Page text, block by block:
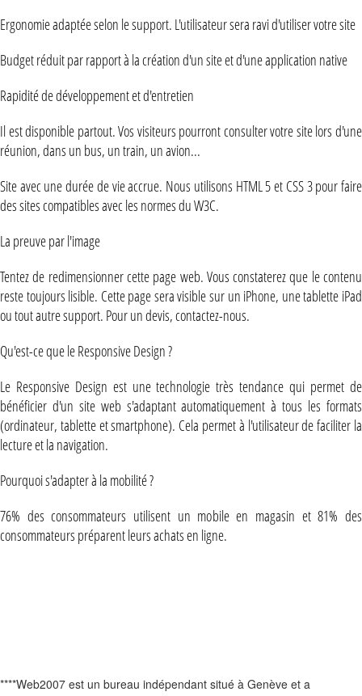
Ergonomie adaptée selon le support. L'utilisateur sera ravi d'utiliser votre site
Budget réduit par rapport à la création d'un site et d'une application native
Rapidité de développement et d'entretien
Il est disponible partout. Vos visiteurs pourront consulter votre site lors d'une
réunion, dans un bus, un train, un avion...
Site avec une durée de vie accrue. Nous utilisons HTML 5 et CSS 3 pour faire
des sites compatibles avec les normes du W3C.
La preuve par l'image
Tentez de redimensionner cette page web. Vous constaterez que le contenu
reste toujours lisible. Cette page sera visible sur un iPhone, une tablette iPad
ou tout autre support. Pour un devis, contactez-nous.
Qu'est-ce que le Responsive Design ?
Le Responsive Design est une technologie très tendance qui permet de
bénéficier d'un site web s'adaptant automatiquement à tous les formats
(ordinateur, tablette et smartphone). Cela permet à l'utilisateur de faciliter la
lecture et la navigation.
Pourquoi s'adapter à la mobilité ?
76% des consommateurs utilisent un mobile en magasin et 81% des
consommateurs préparent leurs achats en ligne.
****Web2007 est un bureau indépendant situé à Genève et a